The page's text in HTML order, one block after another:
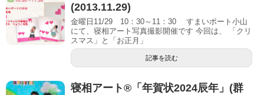
(2013.11.29)
金曜日11/29 10：30～11：30 すまいポート小山
にて、寝相アート写真撮影開催です 今回は、 「クリ
スマス」と「お正月」
記事を読む
寝相アート®︎「年賀状2024辰年」(群